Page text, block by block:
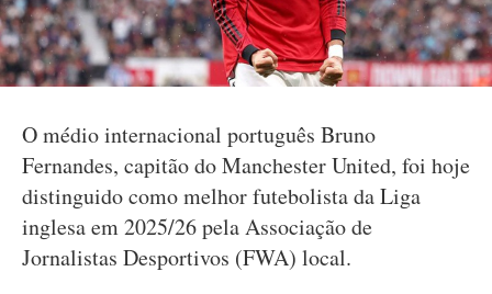
O médio internacional português Bruno
Fernandes, capitão do Manchester United, foi hoje
distinguido como melhor futebolista da Liga
inglesa em 2025/26 pela Associação de
Jornalistas Desportivos (FWA) local.